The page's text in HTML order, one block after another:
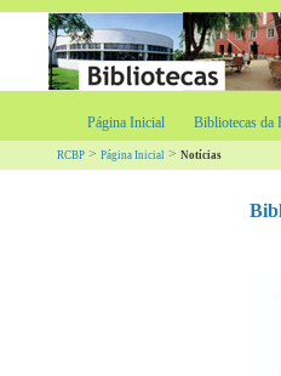
Página Inicial Bibliotecas da
RCBP > Página Inicial > Notícias